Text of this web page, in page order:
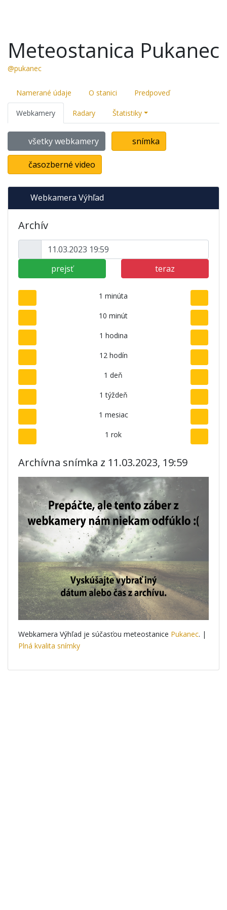
Meteostanica Pukanec
@pukanec
Namerané údaje O stanici Predpoveď
Webkamery Radary Štatistiky
všetky webkamery snímka
časozberné video
Webkamera Výhľad
Archív
prejsť teraz
1 minúta
10 minút
1 hodina
12 hodín
1 deň
1 týždeň
1 mesiac
1 rok
Archívna snímka z 11.03.2023, 19:59
Webkamera Výhľad je súčasťou meteostanice Pukanec. |
Plná kvalita snímky